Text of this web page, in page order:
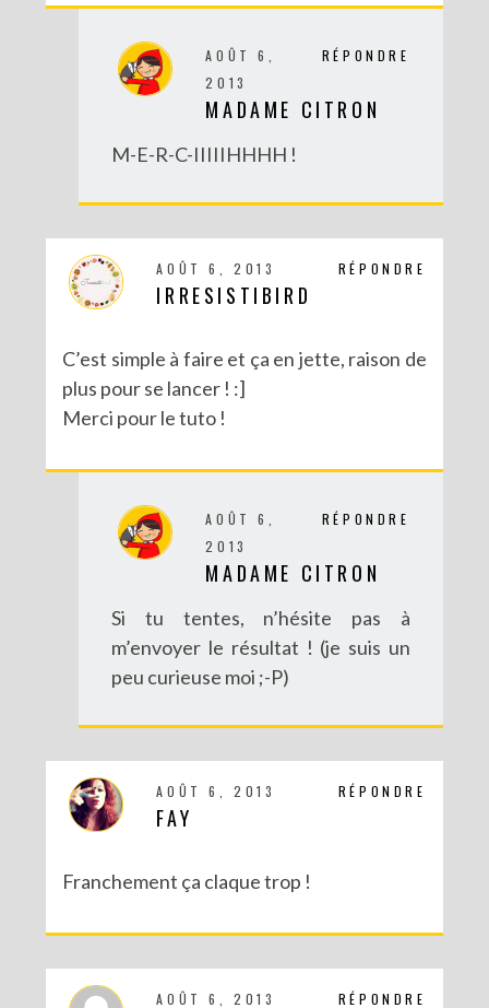
RÉPONDRE
AOÛT 6,
2013
MADAME CITRON
M-E-R-C-IIIIIHHHH !
RÉPONDRE
AOÛT 6, 2013
IRRESISTIBIRD
C’est simple à faire et ça en jette, raison de
plus pour se lancer ! :]
Merci pour le tuto !
RÉPONDRE
AOÛT 6,
2013
MADAME CITRON
Si tu tentes, n’hésite pas à
m’envoyer le résultat ! (je suis un
peu curieuse moi ;-P)
RÉPONDRE
AOÛT 6, 2013
FAY
Franchement ça claque trop !
RÉPONDRE
AOÛT 6, 2013